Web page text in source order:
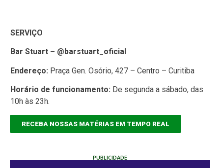
SERVIÇO
Bar Stuart – @barstuart_oficial
Endereço: Praça Gen. Osório, 427 – Centro – Curitiba
Horário de funcionamento: De segunda a sábado, das
10h às 23h.
RECEBA NOSSAS MATÉRIAS EM TEMPO REAL
PUBLICIDADE